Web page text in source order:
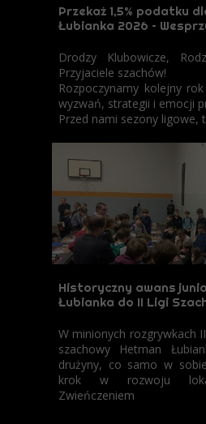
Przekaż 1,5% podatku
Łubianka 2026 –
Drodzy Klubowicze,
Przyjaciele szachów!
Rozpoczynamy kolejny
wyzwań, strategii i emocji
Przed nami sezony ligowe,
Historyczny awans
Łubianka do II Ligi
W minionych rozgrywkach
szachowy Hetman
drużyny, co samo w
krok w rozwoju
Zwieńczeniem